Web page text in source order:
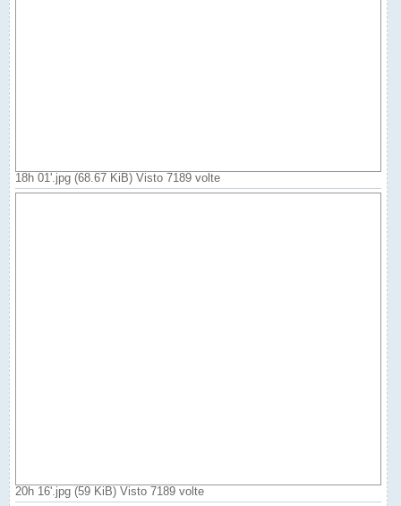
18h 01'.jpg (68.67 KiB) Visto 7189 volte
20h 16'.jpg (59 KiB) Visto 7189 volte